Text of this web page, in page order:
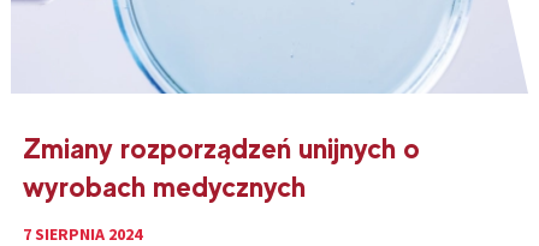
Zmiany rozporządzeń unijnych o
wyrobach medycznych
7 SIERPNIA 2024